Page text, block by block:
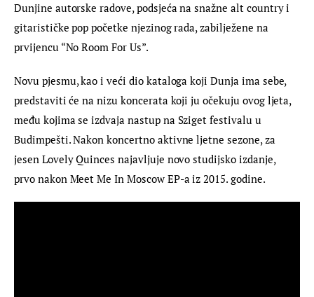
Dunjine autorske radove, podsjeća na snažne alt country i
gitarističke pop početke njezinog rada, zabilježene na
prvijencu “No Room For Us”.
Novu pjesmu, kao i veći dio kataloga koji Dunja ima sebe,
predstaviti će na nizu koncerata koji ju očekuju ovog ljeta,
među kojima se izdvaja nastup na Sziget festivalu u
Budimpešti. Nakon koncertno aktivne ljetne sezone, za
jesen Lovely Quinces najavljuje novo studijsko izdanje,
prvo nakon Meet Me In Moscow EP-a iz 2015. godine.